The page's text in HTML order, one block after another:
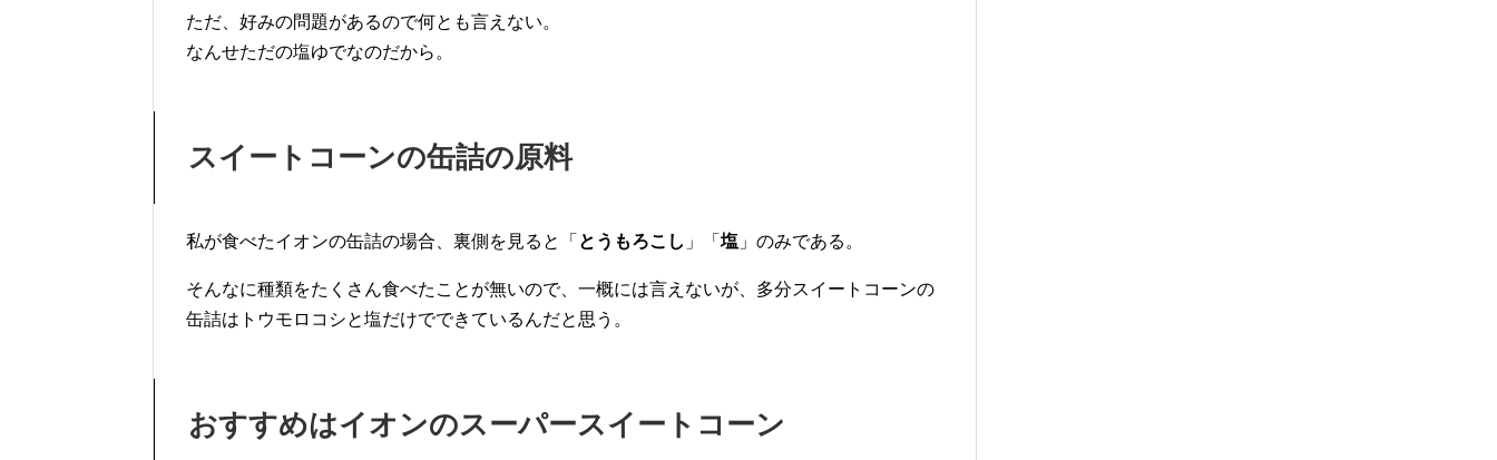
ただ、好みの問題があるので何とも言えない。
なんせただの塩ゆでなのだから。
スイートコーンの缶詰の原料
私が食べたイオンの缶詰の場合、裏側を見ると「 とうもろこし 」「 塩 」のみである。
そんなに種類をたくさん食べたことが無いので、一概には言えないが、多分スイートコーンの
缶詰はトウモロコシと塩だけでできているんだと思う。
おすすめはイオンのスーパースイートコーン